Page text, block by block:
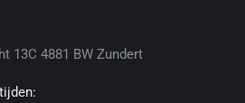
13C 4881 BW Zundert